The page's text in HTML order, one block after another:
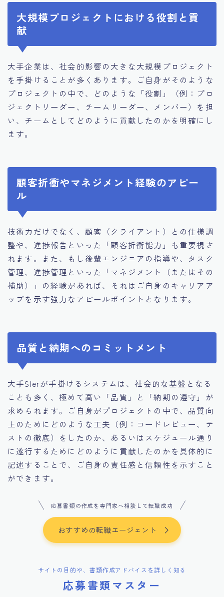
大規模プロジェクトにおける役割と貢
献
大手企業は、社会的影響の大きな大規模プロジェクト
を手掛けることが多くあります。ご自身がそのような
プロジェクトの中で、どのような「役割」（例：プロ
ジェクトリーダー、チームリーダー、メンバー）を担
い、チームとしてどのように貢献したのかを明確にし
ます。
顧客折衝やマネジメント経験のアピー
ル
技術力だけでなく、顧客（クライアント）との仕様調
整や、進捗報告といった「顧客折衝能力」も重要視さ
れます。また、もし後輩エンジニアの指導や、タスク
管理、進捗管理といった「マネジメント（またはその
補助）」の経験があれば、それはご自身のキャリアア
ップを示す強力なアピールポイントとなります。
品質と納期へのコミットメント
大手SIerが手掛けるシステムは、社会的な基盤となる
ことも多く、極めて高い「品質」と「納期の遵守」が
求められます。ご自身がプロジェクトの中で、品質向
上のためにどのような工夫（例：コードレビュー、テ
ストの徹底）をしたのか、あるいはスケジュール通り
に遂行するためにどのように貢献したのかを具体的に
記述することで、ご自身の責任感と信頼性を示すこと
ができます。
応募書類の作成を専門家へ相談して転職成功
おすすめの転職エージェント
サイトの目的や、書類作成アドバイスを詳しく知る
応募書類マスター